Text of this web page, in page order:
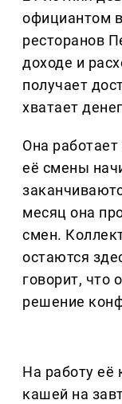
официантом
ресторанов
доходе и
получает
хватает
Она
её смены
месяц она
смен.
остаются
говорит, что
решение
На работу её
кашей на